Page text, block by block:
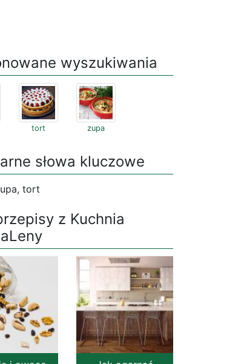
wyszukiwania
tort zupa
słowa kluczowe
tort
z Kuchnia